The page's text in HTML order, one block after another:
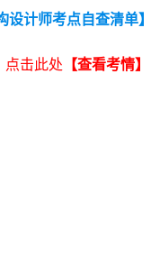
设计师考点自查清单】
点击此处 【查看考情】